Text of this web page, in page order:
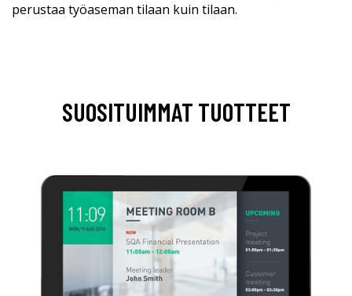
perustaa työaseman tilaan kuin tilaan.
SUOSITUIMMAT TUOTTEET